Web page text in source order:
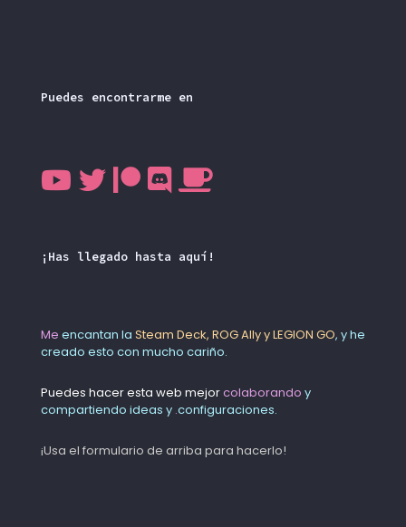
Puedes encontrarme en
¡Has llegado hasta aquí!
Me encantan la Steam Deck, ROG Ally y LEGION GO, y he
creado esto con mucho cariño.
Puedes hacer esta web mejorcolaborando y
compartiendo ideas y .configuraciones.
¡Usa el formulario de arriba para hacerlo!